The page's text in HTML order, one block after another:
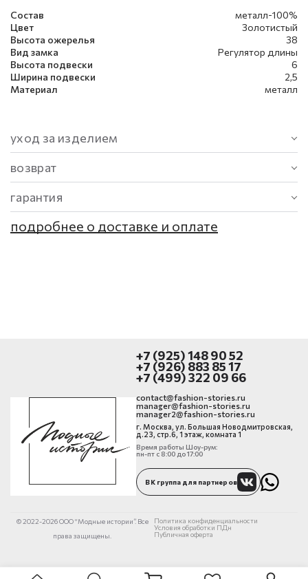
Состав
металл-100%
Цвет
Золотистый
Высота ожерелья
38
Вид замка
Регулятор длины
Высота подвески
6
Ширина подвески
2,5
Материал
металл
уход за изделием
возврат
гарантия
подробнее о доставке и оплате
+7 (925) 148 90 52
+7 (926) 883 85 17
+7 (499) 322 09 66
contact@fashion-stories.ru
manager@fashion-stories.ru
manager2@fashion-stories.ru
г. Москва, ул. Большая Новодмитровская,
д.23, стр.6, 1 этаж, комната 1
Время работы Шоу-рум:
пн-пт с 8:00 до 17:00
ВК группа для партнеров
© 2022-2026 ООО “Модные истории”. Все
права защищены.
Политика конфиденциальности
Условия обработки ПДн
Публичная оферта